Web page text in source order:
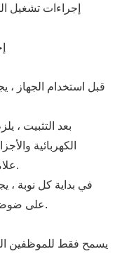
إجراءات تشغيل
قبل استخدام الجهاز ،
بعد التثبيت ،
الكهربائية
علامات على التخفيف أو التآكل أو التشوهات.
في بداية كل نوبة
على ضوضاء غير عادية أو اهتزازات أو أخطاء أخرى.
يسمح فقط للموظفين